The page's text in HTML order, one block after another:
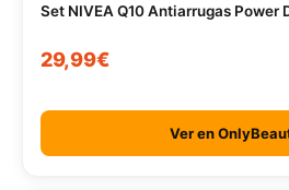
Set NIVEA Q10 Antiarrugas Power
29,99€
Ver en